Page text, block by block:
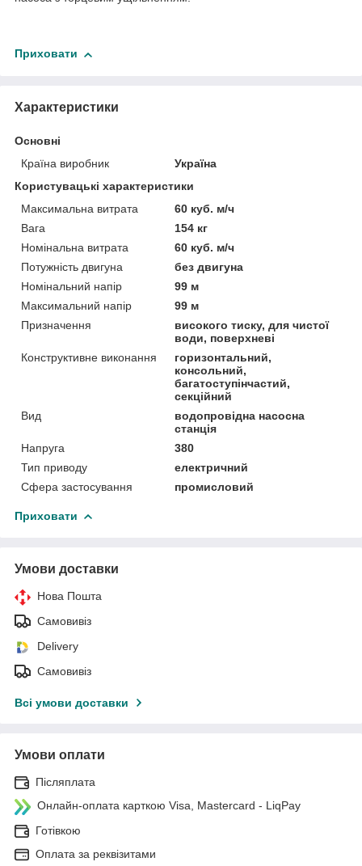
Приховати
Характеристики
Основні
Країна виробник
Україна
Користувацькi характеристики
Максимальна витрата
60 куб. м/ч
Вага
154 кг
Номінальна витрата
60 куб. м/ч
Потужність двигуна
без двигуна
Номінальний напір
99 м
Максимальний напір
99 м
Призначення
високого тиску, для чистої
води, поверхневі
Конструктивне виконання
горизонтальний,
консольний,
багатоступінчастий,
секційний
Вид
водопровідна насосна
станція
Напруга
380
Тип приводу
електричний
Сфера застосування
промисловий
Приховати
Умови доставки
Нова Пошта
Самовивіз
Delivery
Самовивіз
Всі умови доставки
Умови оплати
Післяплата
Онлайн-оплата карткою Visa, Mastercard - LiqPay
Готівкою
Оплата за реквізитами